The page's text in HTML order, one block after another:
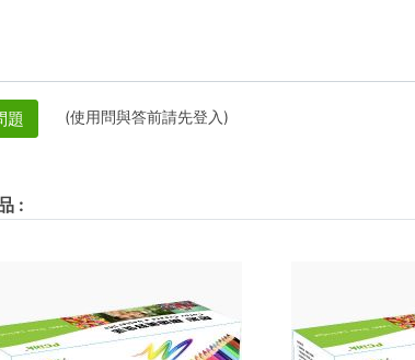
題 (使用問與答前請先登入)
: